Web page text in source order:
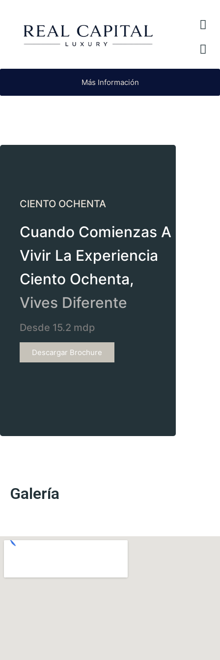
Más Información
CIENTO OCHENTA
Cuando Comienzas A
Vivir La Experiencia
Ciento Ochenta,
Vives Diferente
Desde 15.2 mdp
Descargar Brochure
Galería